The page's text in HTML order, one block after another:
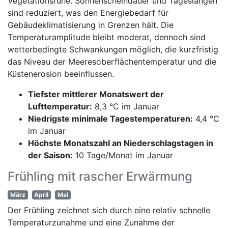
sind reduziert, was den Energiebedarf für
Gebäudeklimatisierung in Grenzen hält. Die
Temperaturamplitude bleibt moderat, dennoch sind
wetterbedingte Schwankungen möglich, die kurzfristig
das Niveau der Meeresoberflächentemperatur und die
Küstenerosion beeinflussen.
Tiefster mittlerer Monatswert der
Lufttemperatur: 8,3 °C im Januar
Niedrigste minimale Tagestemperaturen: 4,4 °C
im Januar
Höchste Monatszahl an Niederschlagstagen in
der Saison: 10 Tage/Monat im Januar
Frühling mit rascher Erwärmung
März April Mai
Der Frühling zeichnet sich durch eine relativ schnelle
Temperaturzunahme und eine Zunahme der